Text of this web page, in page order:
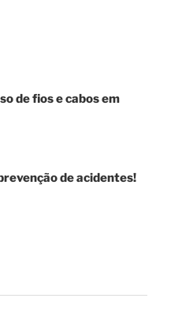
de fios e cabos em
de acidentes!